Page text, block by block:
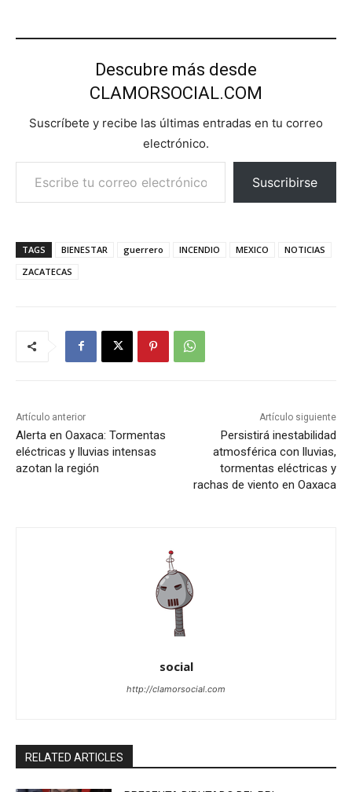
Descubre más desde
CLAMORSOCIAL.COM
Suscríbete y recibe las últimas entradas en tu correo
electrónico.
Escribe tu correo electrónico…
Suscribirse
TAGS BIENESTAR guerrero INCENDIO MEXICO
NOTICIAS
ZACATECAS
Artículo anterior
Alerta en Oaxaca: Tormentas
eléctricas y lluvias intensas
azotan la región
Artículo siguiente
Persistirá inestabilidad
atmosférica con lluvias,
tormentas eléctricas y
rachas de viento en Oaxaca
social
http://clamorsocial.com
RELATED ARTICLES